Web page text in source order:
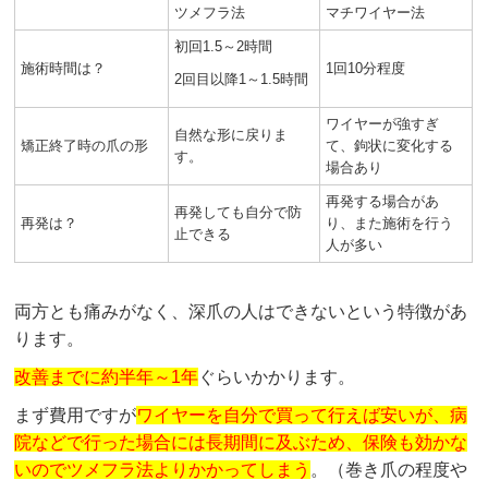
ツメフラ法 マチワイヤー法
施術時間は？
初回1.5～2時間
2回目以降1～1.5時間
1回10分程度
矯正終了時の爪の形
自然な形に戻りま
す。
ワイヤーが強すぎ
て、鉤状に変化する
場合あり
再発は？
再発しても自分で防
止できる
再発する場合があ
り、また施術を行う
人が多い
両方とも痛みがなく、深爪の人はできないという特徴があ
ります。
改善までに約半年～1年ぐらいかかります。
まず費用ですがワイヤーを自分で買って行えば安いが、病
院などで行った場合には長期間に及ぶため、保険も効かな
いのでツメフラ法よりかかってしまう 。（巻き爪の程度や